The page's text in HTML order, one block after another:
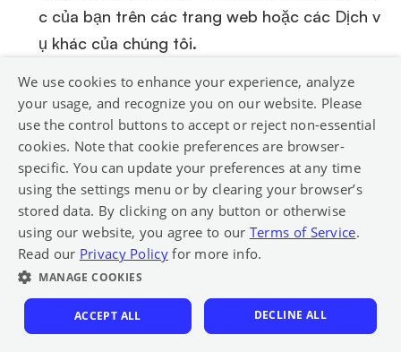
c của bạn trên các trang web hoặc các Dịch v
ụ khác của chúng tôi.
Bán Tài sản và Thay đổi Quyền kiểm soát:Chú
ng tôi có thể tiết lộ dữ liệu cá nhân cho các bê
n có ý định mua lại tài sản kinh doanh của chú
ng tôi và đại diện của họ nhằm mục đích đánh
giá và thực hiện các giao dịch kinh doanh.
5.QUẢNG CÁO NHẮM MỤC TIÊU
Chúng tôi dựa vào các Nhà cung cấp Công nghệ
Quảng cáo để phân phối quảng cáo trực tuyến
nhắm mục tiêu đến người dùng của các trang
web, trò chơi và dịch vụ trực tuyến của các công
We use cookies to enhance your experience, analyze
your usage, and recognize you on our website. Please
use the control buttons to accept or reject non-essential
cookies. Note that cookie preferences are browser-
specific. You can update your preferences at any time
using the settings menu or by clearing your browser’s
stored data. By clicking on any button or otherwise
using our website, you agree to our Terms of Service.
Read our Privacy Policyfor more info.
MANAGE COOKIES
ACCEPT ALL DECLINE ALL